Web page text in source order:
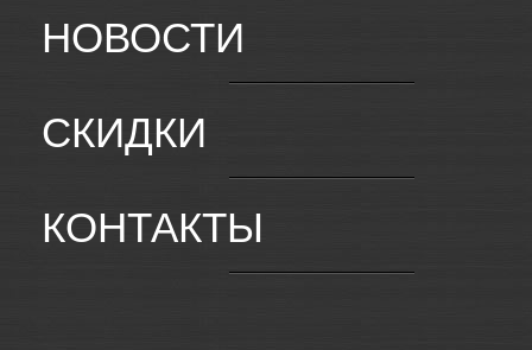
НОВОСТИ
СКИДКИ
КОНТАКТЫ